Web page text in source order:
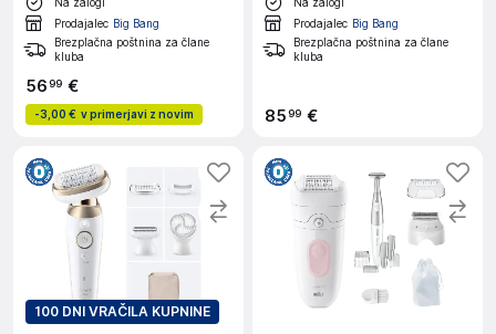
Prodajalec Big Bang
Brezplačna poštnina za člane
kluba
5699 €
-3,00 € v primerjavi z novim
Prodajalec Big Bang
Brezplačna poštnina za člane
kluba
8599 €
100 DNI VRAČILA KUPNINE